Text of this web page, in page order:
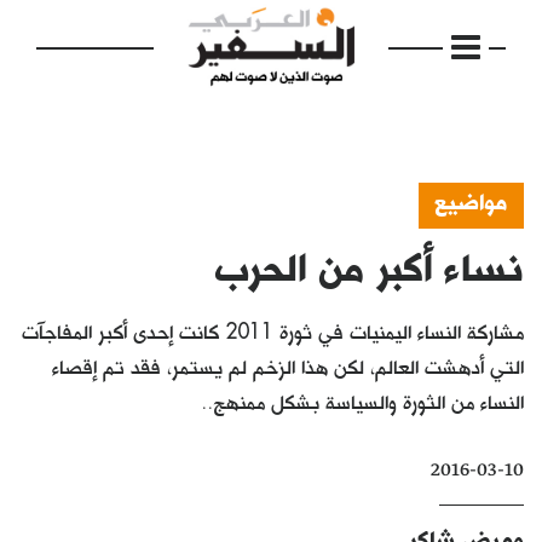
الرئيسية
إفتتاحية
فكرة
دفاتر
مواضيع
نساء أكبر من الحرب
مشاركة النساء اليمنيات في ثورة 2011 كانت إحدى أكبر المفاجآت
التي أدهشت العالم، لكن هذا الزخم لم يستمر، فقد تم إقصاء
النساء من الثورة والسياسة بشكل ممنهج..
2016-03-10